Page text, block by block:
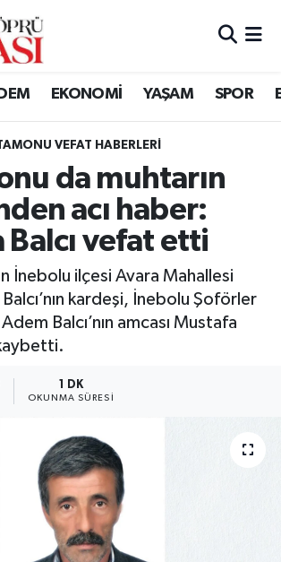
EKONOMİ YAŞAM SPOR
VEFAT HABERLERI
da muhtarın
acı haber:
Balcı vefat etti
İnebolu ilçesi Avara Mahallesi
kardeşi, İnebolu Şoförler
Balcı’nın amcası Mustafa
kaybetti.
1 DK
OKUNMA SÜRESI
Vefat Edenler
Haberleri
Haberleri
Haberleri